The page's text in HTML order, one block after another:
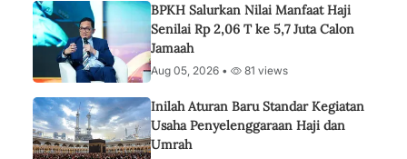
BPKH Salurkan Nilai Manfaat Haji
Senilai Rp 2,06 T ke 5,7 Juta Calon
Jamaah
Aug 05, 2026 • 81 views
Inilah Aturan Baru Standar Kegiatan
Usaha Penyelenggaraan Haji dan
Umrah